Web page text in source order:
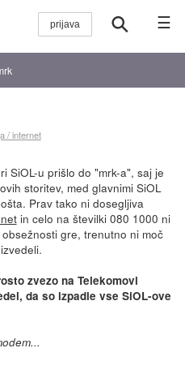
☰
/ internet
SiOL-u prišlo do "mrk-a", saj je
storitev, med glavnimi SiOL
Prav tako ni dosegljiva
in celo na številki 080 1000 ni
gre, trenutno ni moč
zvezo na Telekomovi
da so izpadle vse SiOL-ove